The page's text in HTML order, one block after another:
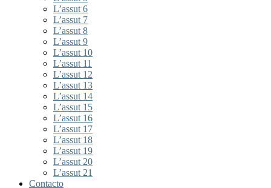
L’assut 6
L’assut 7
L’assut 8
L’assut 9
L’assut 10
L’assut 11
L’assut 12
L’assut 13
L’assut 14
L’assut 15
L’assut 16
L’assut 17
L’assut 18
L’assut 19
L’assut 20
L’assut 21
Contacto